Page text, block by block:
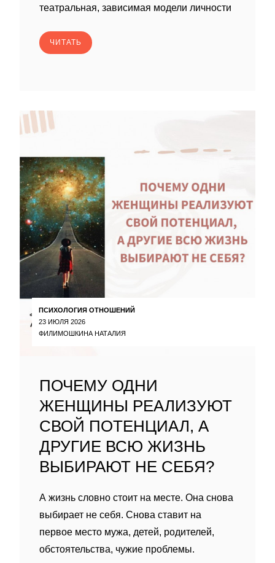
театральная, зависимая модели личности
ЧИТАТЬ
ПСИХОЛОГИЯ ОТНОШЕНИЙ
23 ИЮЛЯ 2026
ФИЛИМОШКИНА НАТАЛИЯ
ПОЧЕМУ ОДНИ
ЖЕНЩИНЫ РЕАЛИЗУЮТ
СВОЙ ПОТЕНЦИАЛ, А
ДРУГИЕ ВСЮ ЖИЗНЬ
ВЫБИРАЮТ НЕ СЕБЯ?
А жизнь словно стоит на месте. Она снова
выбирает не себя. Снова ставит на
первое место мужа, детей, родителей,
обстоятельства, чужие проблемы.